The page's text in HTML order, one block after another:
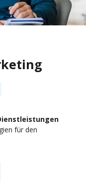
für den